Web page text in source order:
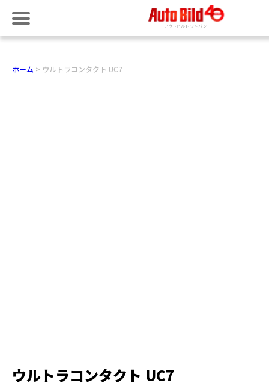
ホーム ウルトラコンタクト UC7
ウルトラコンタクト UC7